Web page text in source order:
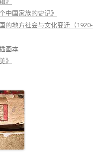
中国家族的史记》
的地方社会与文化变迁（1920-
画本
》